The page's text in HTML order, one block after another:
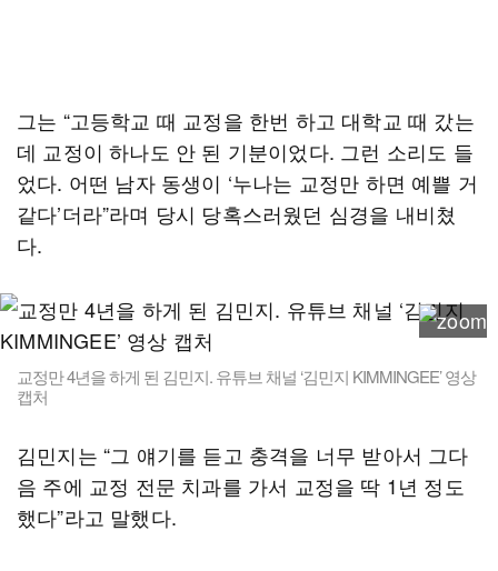
그는 “고등학교 때 교정을 한번 하고 대학교 때 갔는
데 교정이 하나도 안 된 기분이었다. 그런 소리도 들
었다. 어떤 남자 동생이 ‘누나는 교정만 하면 예쁠 거
같다’더라”라며 당시 당혹스러웠던 심경을 내비쳤
다.
교정만 4년을 하게 된 김민지. 유튜브 채널 ‘김민지 KIMMINGEE’ 영상
캡처
김민지는 “그 얘기를 듣고 충격을 너무 받아서 그다
음 주에 교정 전문 치과를 가서 교정을 딱 1년 정도
했다”라고 말했다.